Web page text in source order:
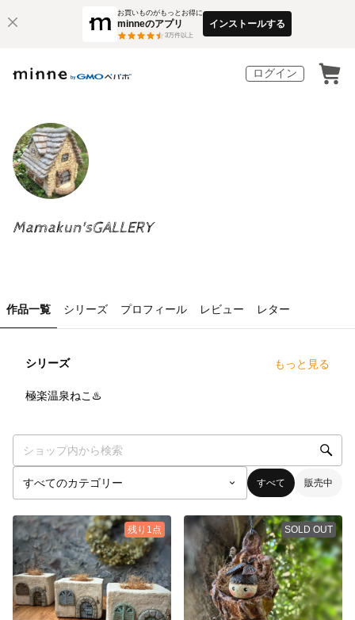
お買いものがもっとお得に
minneのアプリ
3万件以上
インストールする
ログイン
Mamakun'sGALLERY
作品一覧 シリーズ プロフィール レビュー レター
シリーズ もっと見る
極楽温泉ねこ♨️
すべて 販売中
残り1点 SOLD OUT